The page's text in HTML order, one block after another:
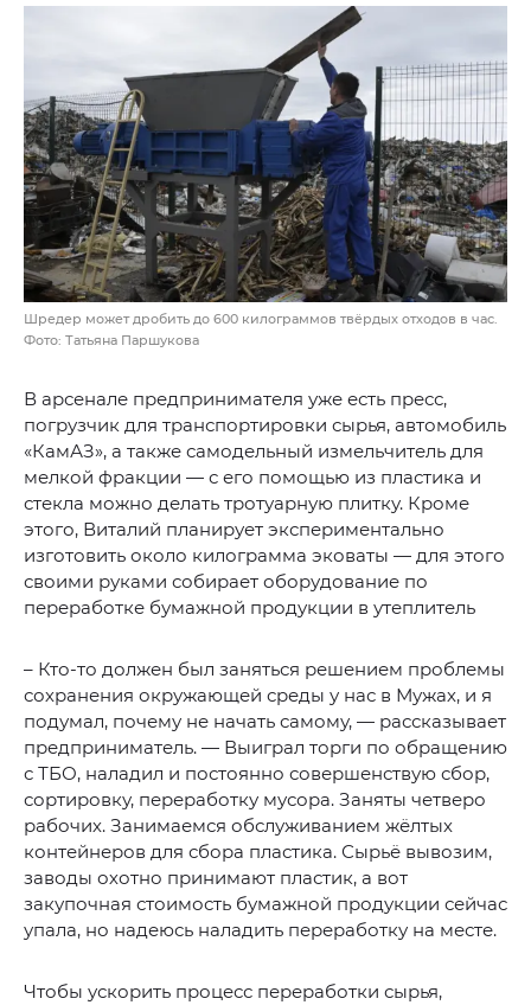
Шредер может дробить до 600 килограммов твёрдых отходов в час.
Фото: Татьяна Паршукова
В арсенале предпринимателя уже есть пресс,
погрузчик для транспортировки сырья, автомобиль
«КамАЗ», а также самодельный измельчитель для
мелкой фракции — с его помощью из пластика и
стекла можно делать тротуарную плитку. Кроме
этого, Виталий планирует экспериментально
изготовить около килограмма эковаты — для этого
своими руками собирает оборудование по
переработке бумажной продукции в утеплитель
– Кто-то должен был заняться решением проблемы
сохранения окружающей среды у нас в Мужах, и я
подумал, почему не начать самому, — рассказывает
предприниматель. — Выиграл торги по обращению
с ТБО, наладил и постоянно совершенствую сбор,
сортировку, переработку мусора. Заняты четверо
рабочих. Занимаемся обслуживанием жёлтых
контейнеров для сбора пластика. Сырьё вывозим,
заводы охотно принимают пластик, а вот
закупочная стоимость бумажной продукции сейчас
упала, но надеюсь наладить переработку на месте.
Чтобы ускорить процесс переработки сырья,